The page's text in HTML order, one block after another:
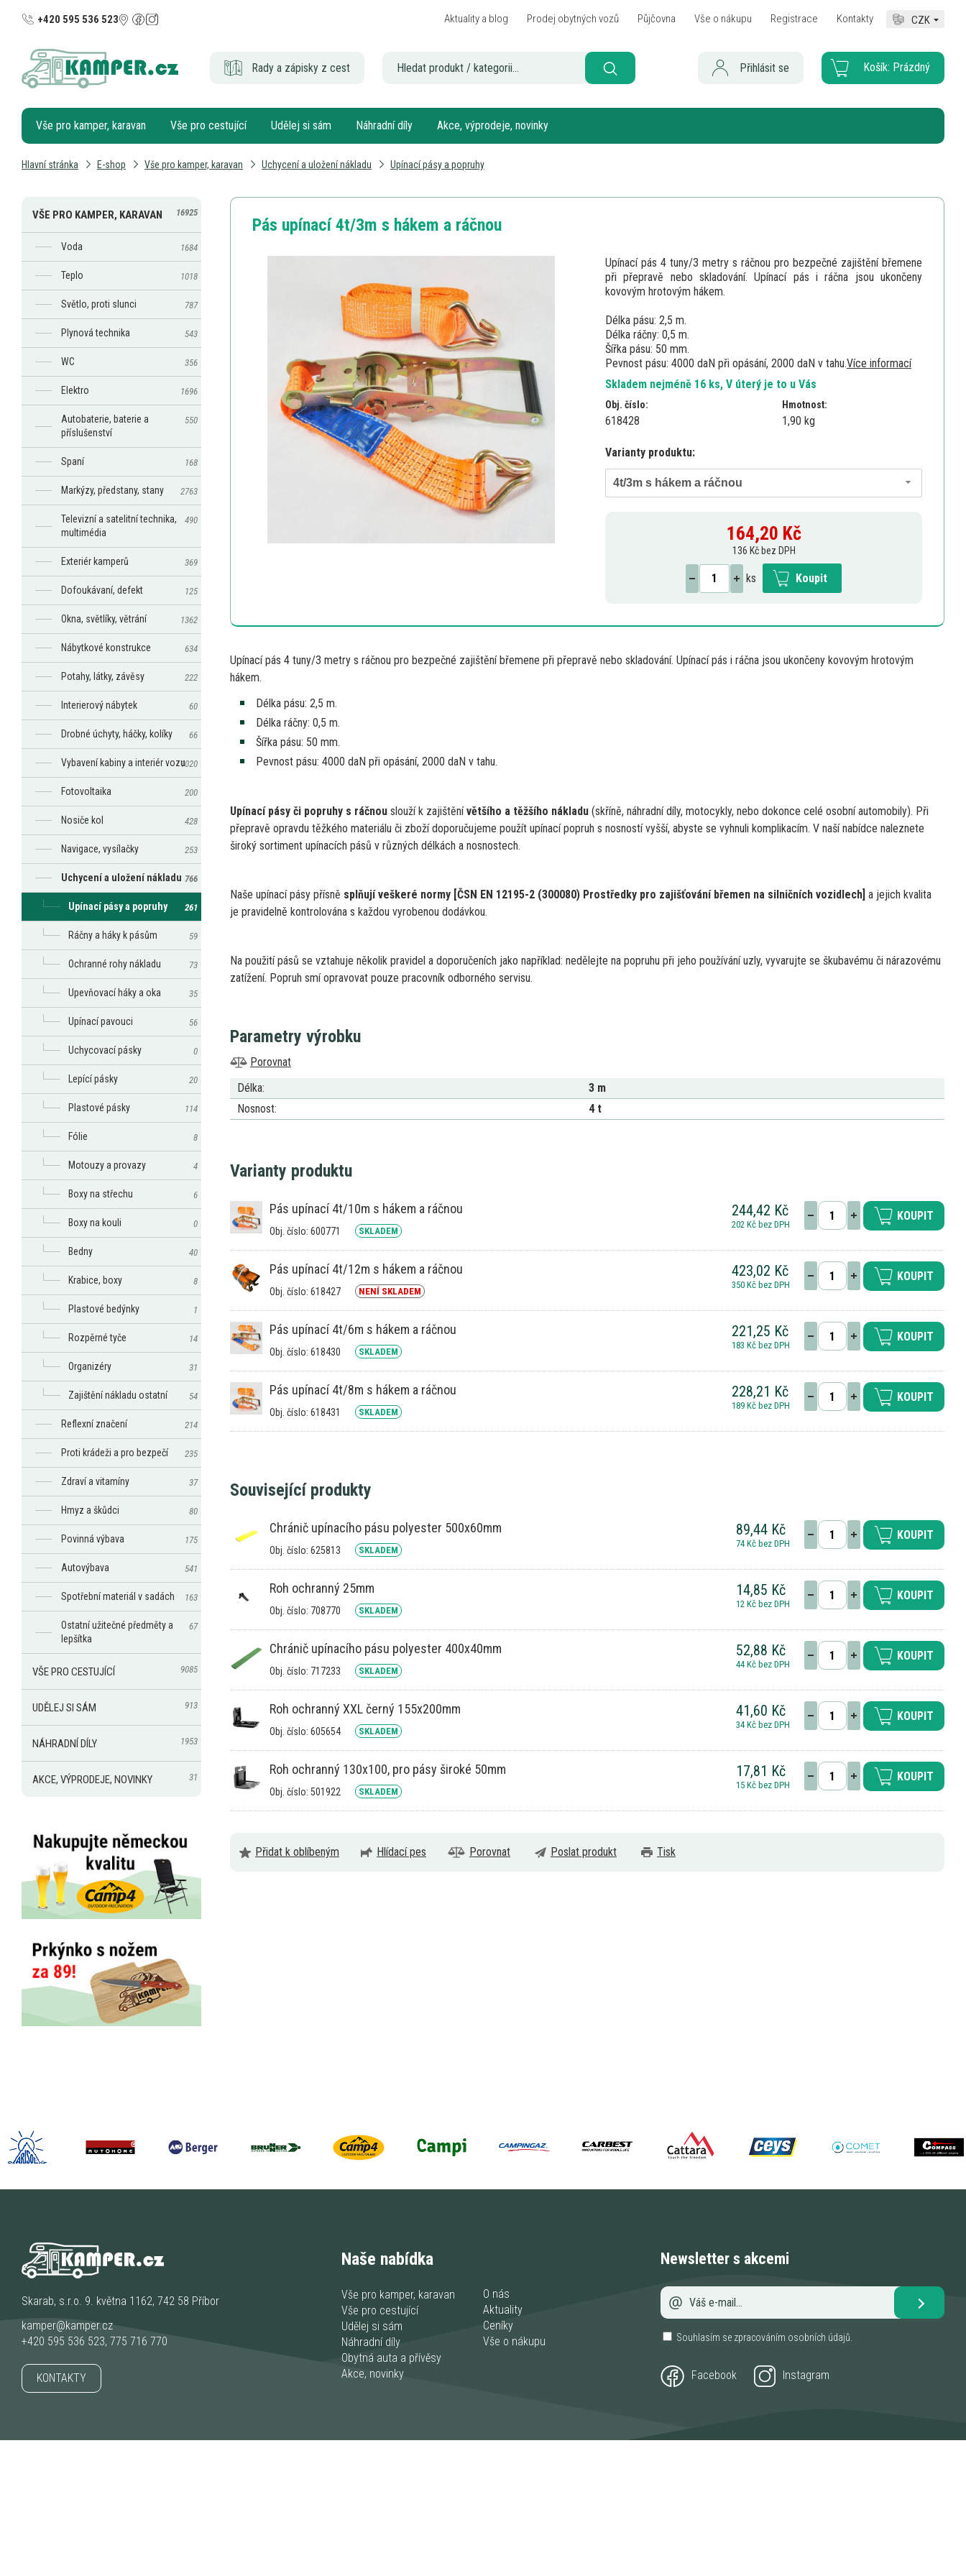
+420 595 536 523 Aktuality a blog Prodej obytných vozů Půjčovna Vše o nákupu Registrace Kontakty CZK
Rady a zápisky z cest Košík: Prázdný
Přihlásit se
Vše pro kamper, karavan Vše pro cestující Udělej si sám Náhradní díly Akce, výprodeje, novinky
Hlavní stránka E-shop Vše pro kamper, karavan Uchycení a uložení nákladu Upínací pásy a popruhy
Pás upínací 4t/3m s hákem a ráčnou
Upínací pás 4 tuny/3 metry s ráčnou pro bezpečné zajištění břemene
při přepravě nebo skladování. Upínací pás i ráčna jsou ukončeny
kovovým hrotovým hákem.
Délka pásu: 2,5 m.
Délka ráčny: 0,5 m.
Šířka pásu: 50 mm.
Pevnost pásu: 4000 daN při opásání, 2000 daN v tahu.Více informací
Skladem nejméně 16 ks, V úterý je to u Vás
Obj. číslo:
618428
Hmotnost:
1,90 kg
Varianty produktu:
4t/3m s hákem a ráčnou
164,20 Kč
136 Kč bez DPH
ks Koupit
Upínací pás 4 tuny/3 metry s ráčnou pro bezpečné zajištění břemene při přepravě nebo skladování. Upínací pás i ráčna jsou ukončeny kovovým hrotovým
hákem.
Délka pásu: 2,5 m.
Délka ráčny: 0,5 m.
Šířka pásu: 50 mm.
Pevnost pásu: 4000 daN při opásání, 2000 daN v tahu.
Upínací pásy či popruhy s ráčnou sloužík zajištěnívětšího a těžšího nákladu (skříně, náhradní díly, motocykly, nebo dokonce celé osobní automobily). Při
přepravě opravdu těžkého materiálu či zboží doporučujeme použít upínací popruh s nosností vyšší, abyste se vyhnuli komplikacím. V naší nabídce naleznete
široký sortiment upínacích pásů v různých délkách a nosnostech.
Naše upínací pásy přísně splňují veškeré normy [ČSN EN 12195-2 (300080) Prostředky pro zajišťování břemen na silničních vozidlech] a jejich kvalita
je pravidelně kontrolována s každou vyrobenou dodávkou.
Na použití pásů se vztahuje několik pravidel a doporučeních jako například: nedělejte na popruhu při jeho používání uzly, vyvarujte se škubavému či nárazovému
zatížení. Popruh smí opravovat pouze pracovník odborného servisu.
Parametry výrobku
Porovnat
Délka:
3 m
Nosnost:
4 t
Varianty produktu
Pás upínací 4t/10m s hákem a ráčnou
Obj. číslo: 600771 SKLADEM
244,42 Kč
202 Kč bez DPH
KOUPIT
Pás upínací 4t/12m s hákem a ráčnou
Obj. číslo: 618427 NENÍ SKLADEM
423,02 Kč
350 Kč bez DPH
KOUPIT
Pás upínací 4t/6m s hákem a ráčnou
Obj. číslo: 618430 SKLADEM
221,25 Kč
183 Kč bez DPH
KOUPIT
Pás upínací 4t/8m s hákem a ráčnou
Obj. číslo: 618431 SKLADEM
228,21 Kč
189 Kč bez DPH
KOUPIT
Související produkty
Chránič upínacího pásu polyester 500x60mm
Obj. číslo: 625813 SKLADEM
89,44 Kč
74 Kč bez DPH
KOUPIT
Roh ochranný 25mm
Obj. číslo: 708770 SKLADEM
14,85 Kč
12 Kč bez DPH
KOUPIT
Chránič upínacího pásu polyester 400x40mm
Obj. číslo: 717233 SKLADEM
52,88 Kč
44 Kč bez DPH
KOUPIT
Roh ochranný XXL černý 155x200mm
Obj. číslo: 605654 SKLADEM
41,60 Kč
34 Kč bez DPH
KOUPIT
Roh ochranný 130x100, pro pásy široké 50mm
Obj. číslo: 501922 SKLADEM
17,81 Kč
15 Kč bez DPH
KOUPIT
Přidat k oblíbeným Hlídací pes Porovnat Poslat produkt Tisk
VŠE PRO KAMPER, KARAVAN 16925
Voda 1684
Teplo 1018
Světlo, proti slunci 787
Plynová technika 543
WC 356
Elektro 1696
Autobaterie, baterie a
příslušenství
550
Spaní 168
Markýzy, předstany, stany 2763
Televizní a satelitní technika,
multimédia
490
Exteriér kamperů 369
Dofoukávaní, defekt 125
Okna, světlíky, větrání 1362
Nábytkové konstrukce 634
Potahy, látky, závěsy 222
Interierový nábytek 60
Drobné úchyty, háčky, kolíky 66
Vybavení kabiny a interiér vozu1020
Fotovoltaika 200
Nosiče kol 428
Navigace, vysílačky 253
Uchycení a uložení nákladu 766
Upínací pásy a popruhy 261
Ráčny a háky k pásům 59
Ochranné rohy nákladu 73
Upevňovací háky a oka 35
Upínací pavouci 56
Uchycovací pásky 0
Lepící pásky 20
Plastové pásky 114
Fólie 8
Motouzy a provazy 4
Boxy na střechu 6
Boxy na kouli 0
Bedny 40
Krabice, boxy 8
Plastové bedýnky 1
Rozpěrné tyče 14
Organizéry 31
Zajištění nákladu ostatní 54
Reflexní značení 214
Proti krádeži a pro bezpečí 235
Zdraví a vitamíny 37
Hmyz a škůdci 80
Povinná výbava 175
Autovýbava 541
Spotřební materiál v sadách 163
Ostatní užitečné předměty a
lepšítka
67
VŠE PRO CESTUJÍCÍ 9085
UDĚLEJ SI SÁM 913
NÁHRADNÍ DÍLY 1953
AKCE, VÝPRODEJE, NOVINKY 31
Skarab, s.r.o. 9. května 1162, 742 58 Příbor
kamper@kamper.cz
+420 595 536 523, 775 716 770
KONTAKTY
Naše nabídka
Vše pro kamper, karavan
Vše pro cestující
Udělej si sám
Náhradní díly
Obytná auta a přívěsy
Akce, novinky
O nás
Aktuality
Ceníky
Vše o nákupu
Newsletter s akcemi
Souhlasím se zpracováním osobních údajů
Facebook Instagram